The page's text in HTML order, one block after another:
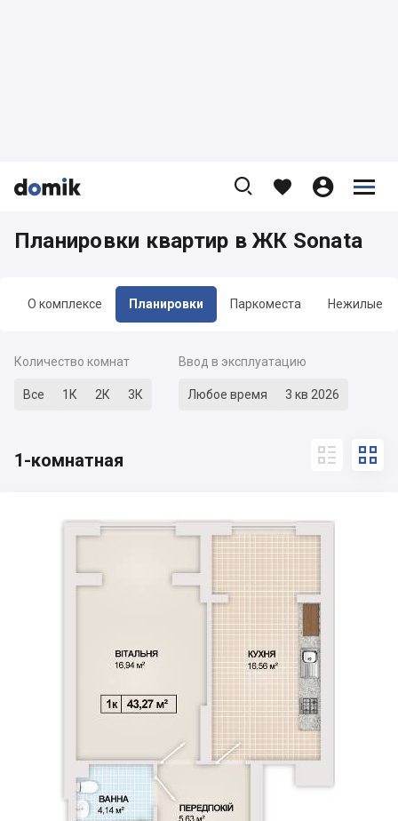


    


О комплексе Планировки Паркоместа Нежилые
Планировки квартир в ЖК Sonata
Количество комнат
Все 1К 2К 3К
Ввод в эксплуатацию
Любое время 3 кв 2026
1-комнатная  